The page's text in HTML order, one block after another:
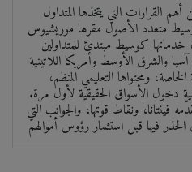
القرارات التي يتخذها المتداول
متعدد الأصول مقرها موريشيوس
خدماتها كوسيط مبتدئ للمتداولين
والشرق الأوسط وأمريكا اللاتينية
ومحتواها التعليمي المنظم،
دخول الأسواق الحقيقية لأول مرة.
فينتانا، ونقاط قوتها، والجوانب التي